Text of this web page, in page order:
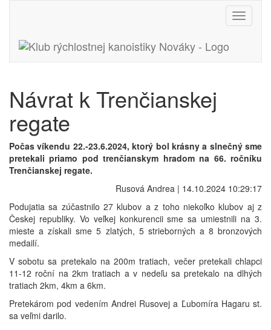
Toggle
Návrat k Trenčianskej
regate
Počas víkendu 22.-23.6.2024, ktorý bol krásny a slnečný sme
pretekali priamo pod trenčianskym hradom na 66. ročníku
Trenčianskej regate.
Rusová Andrea | 14.10.2024 10:29:17
Podujatia sa zúčastnilo 27 klubov a z toho niekoľko klubov aj z
Českej republiky. Vo veľkej konkurencii sme sa umiestnili na 3.
mieste a získali sme 5 zlatých, 5 strieborných a 8 bronzových
medailí.
V sobotu sa pretekalo na 200m tratiach, večer pretekali chlapci
11-12 roční na 2km tratiach a v nedeľu sa pretekalo na dlhých
tratiach 2km, 4km a 6km.
Pretekárom pod vedením Andrei Rusovej a Ľubomíra Hagaru st.
sa veľmi darilo.